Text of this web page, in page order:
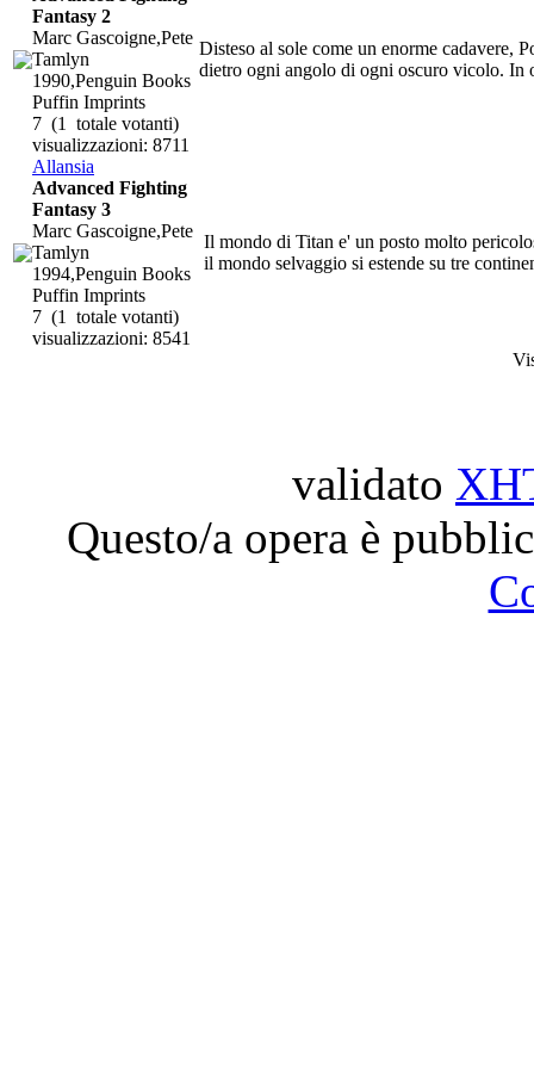
Disteso al sole come un enorme cadavere,
dietro ogni angolo di ogni oscuro vicolo. In
Fantasy 2
Marc Gascoigne,Pete
Tamlyn
1990,Penguin Books
Puffin Imprints
7 (1 totale votanti)
visualizzazioni: 8711
Allansia
Il mondo di Titan e' un posto molto
il mondo selvaggio si estende su tre
Advanced Fighting
Fantasy 3
Marc Gascoigne,Pete
Tamlyn
1994,Penguin Books
Puffin Imprints
7 (1 totale votanti)
visualizzazioni: 8541
validato
Questo/a opera è